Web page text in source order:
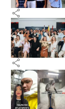
share
share